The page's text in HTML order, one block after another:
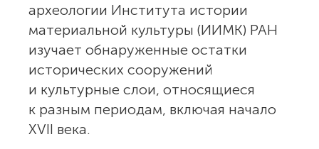
археологии Института истории
материальной культуры (ИИМК) РАН
изучает обнаруженные остатки
исторических сооружений
и культурные слои, относящиеся
к разным периодам, включая начало
XVII века.